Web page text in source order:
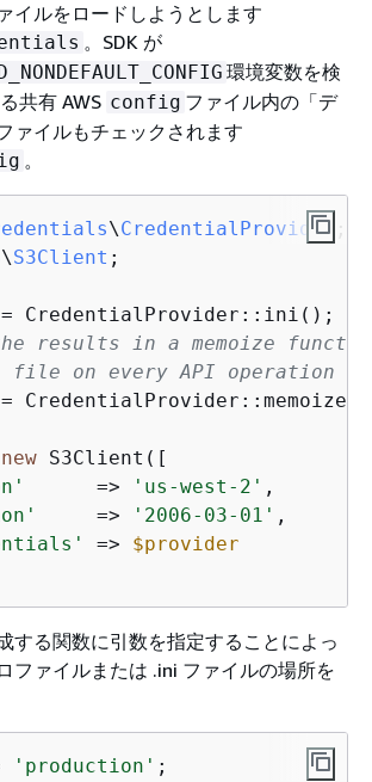
イルをロードしようとします
。SDK が
環境変数を検
共有 AWS config ファイル内の「デ
ァイルもチェックされます
。
\CredentialProvider
\S3Client ;
results in a memoize
on every API operation
= CredentialProvider::memoize(
new S3Client([
      =>
'us-west-2' ,
     =>
'2006-03-01' ,
=> $provider
する関数に引数を指定することによっ
ファイルまたは .ini ファイルの場所を
'production'